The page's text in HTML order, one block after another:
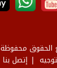
الحقوق محفوظة
إتصل بنا